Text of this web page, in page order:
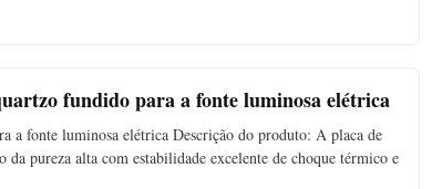
fundido para a fonte luminosa elétrica
a fonte luminosa elétrica Descrição do produto: A placa de
pureza alta com estabilidade excelente de choque térmico e